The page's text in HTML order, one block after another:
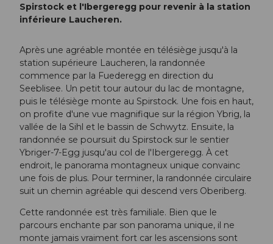
Spirstock et l'Ibergeregg pour revenir à la station
inférieure Laucheren.
Après une agréable montée en télésiège jusqu'à la
station supérieure Laucheren, la randonnée
commence par la Fuederegg en direction du
Seeblisee. Un petit tour autour du lac de montagne,
puis le télésiège monte au Spirstock. Une fois en haut,
on profite d'une vue magnifique sur la région Ybrig, la
vallée de la Sihl et le bassin de Schwytz. Ensuite, la
randonnée se poursuit du Spirstock sur le sentier
Ybriger-7-Egg jusqu'au col de l'Ibergeregg. À cet
endroit, le panorama montagneux unique convainc
une fois de plus. Pour terminer, la randonnée circulaire
suit un chemin agréable qui descend vers Oberiberg.
Cette randonnée est très familiale. Bien que le
parcours enchante par son panorama unique, il ne
monte jamais vraiment fort car les ascensions sont